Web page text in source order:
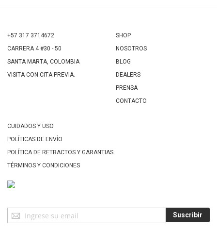
+57 317 3714672
CARRERA 4 #30 - 50
SANTA MARTA, COLOMBIA
VISITA CON CITA PREVIA.
SHOP
NOSOTROS
BLOG
DEALERS
PRENSA
CONTACTO
CUIDADOS Y USO
POLÍTICAS DE ENVÍO
POLÍTICA DE RETRACTOS Y GARANTIAS
TÉRMINOS Y CONDICIONES
Suscríbase
a
Suscribir